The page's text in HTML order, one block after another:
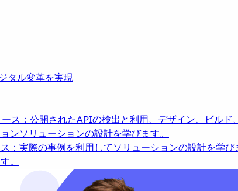
タル変革を実現
ス：公開されたAPIの検出と利用、デザイン、ビルド
ンソリューションの設計を学びます。
：実際の事例を利用してソリューションの設計を学び
。